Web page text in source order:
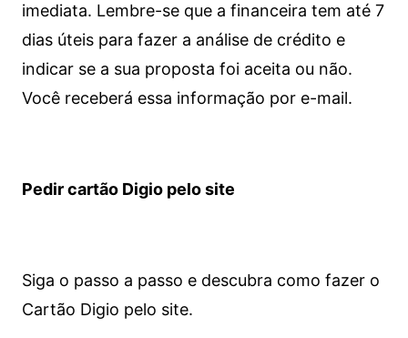
imediata. Lembre-se que a financeira tem até 7
dias úteis para fazer a análise de crédito e
indicar se a sua proposta foi aceita ou não.
Você receberá essa informação por e-mail.
Pedir cartão Digio pelo site
Siga o passo a passo e descubra como fazer o
Cartão Digio pelo site.